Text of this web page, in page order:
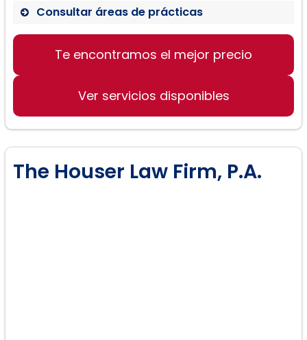
Consultar áreas de prácticas
Ley familiar:
Litigio:
Te encontramos el mejor precio
Ver servicios disponibles
The Houser Law Firm, P.A.